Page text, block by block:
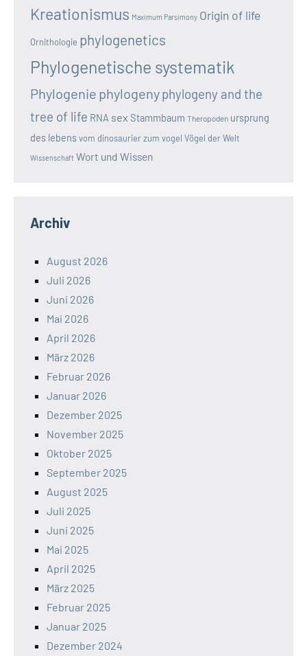
Kreationismus Maximum Parsimony Origin of life
Ornithologie phylogenetics
Phylogenetische systematik
Phylogenie phylogenyphylogeny and the
tree of life RNA sex Stammbaum Theropoden ursprung
des lebensvom dinosaurier zum vogel Vögel der Welt
Wissenschaft Wort und Wissen
Archiv
August 2026
Juli 2026
Juni 2026
Mai 2026
April 2026
März 2026
Februar 2026
Januar 2026
Dezember 2025
November 2025
Oktober 2025
September 2025
August 2025
Juli 2025
Juni 2025
Mai 2025
April 2025
März 2025
Februar 2025
Januar 2025
Dezember 2024